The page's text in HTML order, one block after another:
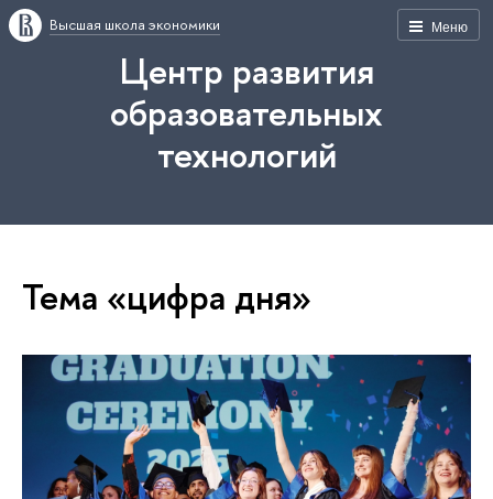
Меню
Высшая школа экономики
Центр развития
образовательных
технологий
Тема «цифра дня»